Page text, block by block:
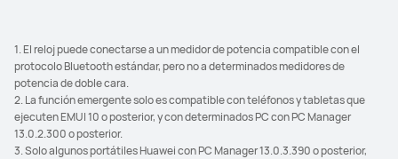
1. El reloj puede conectarse a un medidor de potencia compatible con el
protocolo Bluetooth estándar, pero no a determinados medidores de
potencia de doble cara.
2. La función emergente solo es compatible con teléfonos y tabletas que
ejecuten EMUI 10 o posterior, y con determinados PC con PC Manager
13.0.2.300 o posterior.
3. Solo algunos portátiles Huawei con PC Manager 13.0.3.390 o posterior,